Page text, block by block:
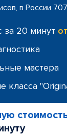
в России
за 20 минут
мастера
класса